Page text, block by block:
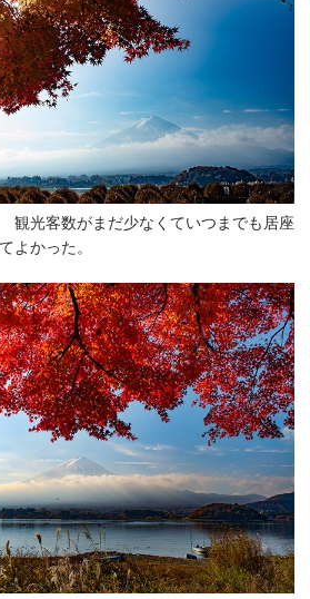
光客数がまだ少なくていつまでも居座
よかった。